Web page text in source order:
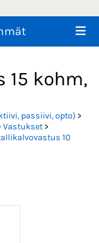
15 kohm,
passiivi, opto) >
Vastukset>
10